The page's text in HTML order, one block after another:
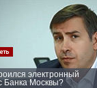
электронный
Банка Москвы?